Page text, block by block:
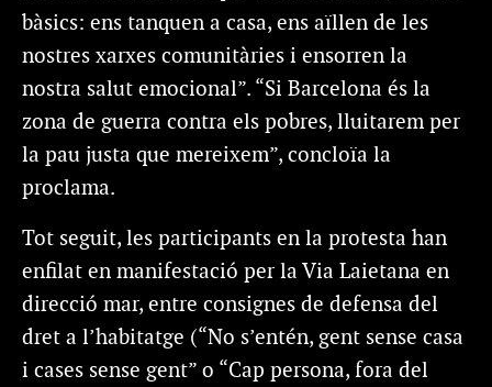
bàsics: ens tanquen a casa, ens aïllen de les
nostres xarxes comunitàries i ensorren la
nostra salut emocional”. “Si Barcelona és la
zona de guerra contra els pobres, lluitarem per
la pau justa que mereixem”, concloïa la
proclama.
Tot seguit, les participants en la protesta han
enfilat en manifestació per la Via Laietana en
direcció mar, entre consignes de defensa del
dret a l’habitatge (“No s’entén, gent sense casa
i cases sense gent” o “Cap persona, fora del